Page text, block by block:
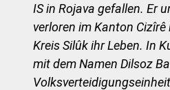
IS in Rojava gefallen. Er
verloren im Kanton
Kreis Silûk ihr Leben. In
mit dem Namen Dilsoz